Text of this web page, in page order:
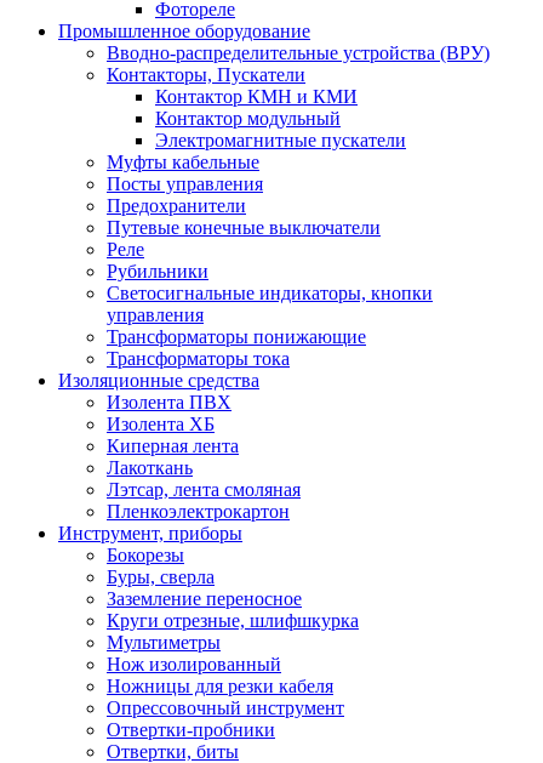
Фотореле
Промышленное оборудование
Вводно-распределительные устройства (ВРУ)
Контакторы, Пускатели
Контактор КМН и КМИ
Контактор модульный
Электромагнитные пускатели
Муфты кабельные
Посты управления
Предохранители
Путевые конечные выключатели
Реле
Рубильники
Светосигнальные индикаторы, кнопки
управления
Трансформаторы понижающие
Трансформаторы тока
Изоляционные средства
Изолента ПВХ
Изолента ХБ
Киперная лента
Лакоткань
Лэтсар, лента смоляная
Пленкоэлектрокартон
Инструмент, приборы
Бокорезы
Буры, сверла
Заземление переносное
Круги отрезные, шлифшкурка
Мультиметры
Нож изолированный
Ножницы для резки кабеля
Опрессовочный инструмент
Отвертки-пробники
Отвертки, биты